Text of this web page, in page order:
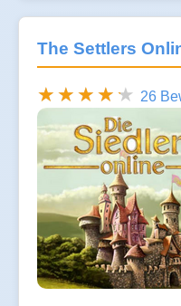
The Settlers
26